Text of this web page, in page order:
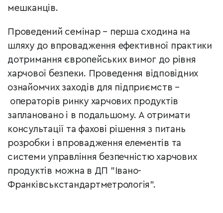
мешканців.
Проведений семінар – перша сходина на
шляху до впровадження ефективної практики
дотримання європейських вимог до рівня
харчової безпеки. Проведення відповідних
ознайомчих заходів для підприємств –
операторів ринку харчових продуктів
заплановано і в подальшому. А отримати
консультації та фахові рішення з питань
розробки і впровадження елементів та
системи управління безпечністю харчових
продуктів можна в ДП "Івано-
Франківськстандартметрологія".